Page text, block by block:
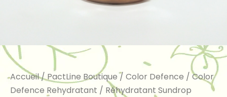
Accueil/PactLine Boutique/ Color Defence /Color
Defence Rehydratant / Réhydratant Sundrop